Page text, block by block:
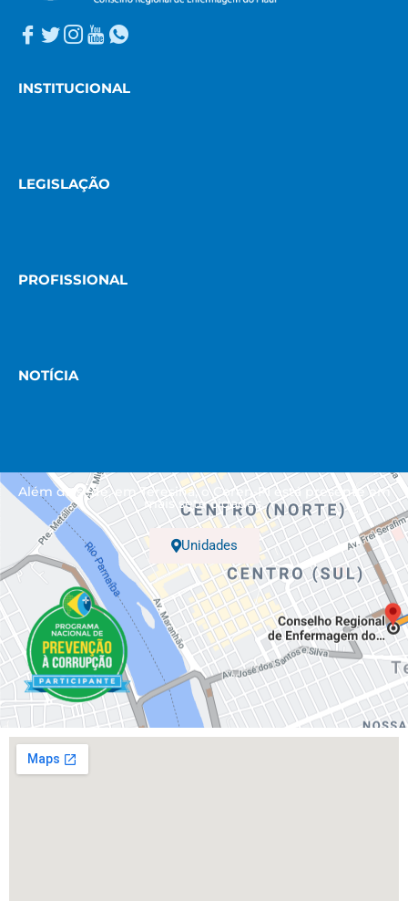
INSTITUCIONAL
LEGISLAÇÃO
PROFISSIONAL
NOTÍCIA
Além da sede, em Teresina, o Coren-PI está presente em
mais sete cidades.
Unidades